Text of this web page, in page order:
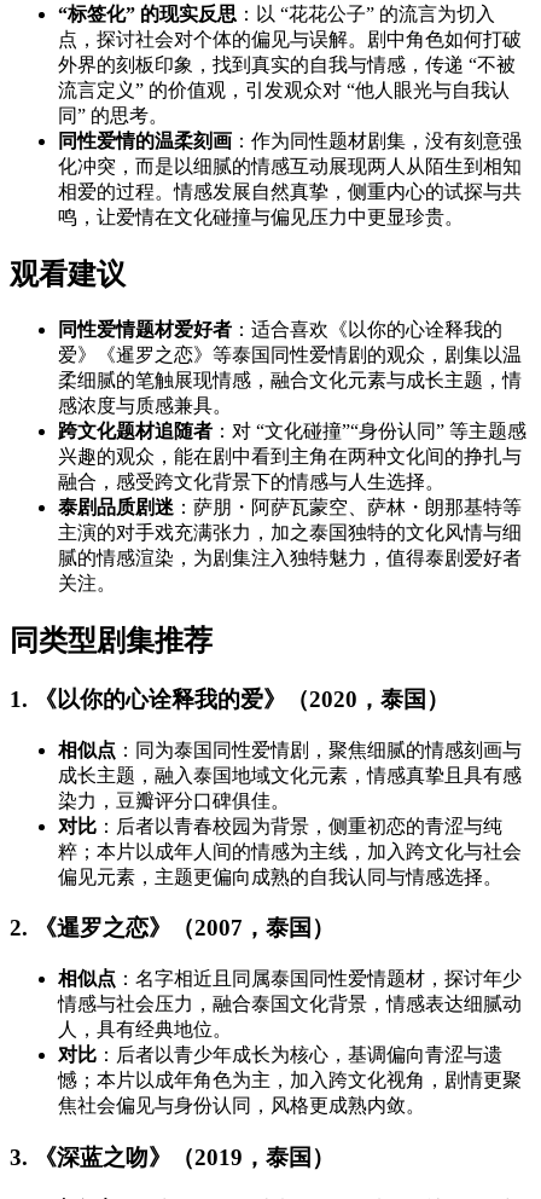
“标签化” 的现实反思 ：以 “花花公子” 的流言为切入
点，探讨社会对个体的偏见与误解。剧中角色如何打破
外界的刻板印象，找到真实的自我与情感，传递 “不被
流言定义” 的价值观，引发观众对 “他人眼光与自我认
同” 的思考。
同性爱情的温柔刻画 ：作为同性题材剧集，没有刻意强
化冲突，而是以细腻的情感互动展现两人从陌生到相知
相爱的过程。情感发展自然真挚，侧重内心的试探与共
鸣，让爱情在文化碰撞与偏见压力中更显珍贵。
观看建议
同性爱情题材爱好者 ：适合喜欢《以你的心诠释我的
爱》《暹罗之恋》等泰国同性爱情剧的观众，剧集以温
柔细腻的笔触展现情感，融合文化元素与成长主题，情
感浓度与质感兼具。
跨文化题材追随者 ：对 “文化碰撞”“身份认同” 等主题感
兴趣的观众，能在剧中看到主角在两种文化间的挣扎与
融合，感受跨文化背景下的情感与人生选择。
泰剧品质剧迷 ：萨朋・阿萨瓦蒙空、萨林・朗那基特等
主演的对手戏充满张力，加之泰国独特的文化风情与细
腻的情感渲染，为剧集注入独特魅力，值得泰剧爱好者
关注。
同类型剧集推荐
1. 《以你的心诠释我的爱》（2020，泰国）
相似点 ：同为泰国同性爱情剧，聚焦细腻的情感刻画与
成长主题，融入泰国地域文化元素，情感真挚且具有感
染力，豆瓣评分口碑俱佳。
对比 ：后者以青春校园为背景，侧重初恋的青涩与纯
粹；本片以成年人间的情感为主线，加入跨文化与社会
偏见元素，主题更偏向成熟的自我认同与情感选择。
2. 《暹罗之恋》（2007，泰国）
相似点 ：名字相近且同属泰国同性爱情题材，探讨年少
情感与社会压力，融合泰国文化背景，情感表达细腻动
人，具有经典地位。
对比 ：后者以青少年成长为核心，基调偏向青涩与遗
憾；本片以成年角色为主，加入跨文化视角，剧情更聚
焦社会偏见与身份认同，风格更成熟内敛。
3. 《深蓝之吻》（2019，泰国）